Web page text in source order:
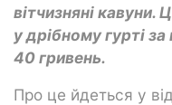
вітчизняні кавуни.
у дрібному гурті
40 гривень.
Про це йдеться у